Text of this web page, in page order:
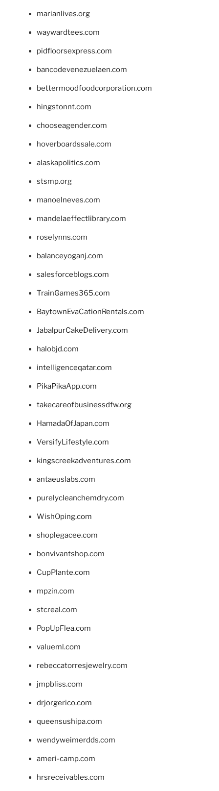
marianlives.org
waywardtees.com
pidfloorsexpress.com
bancodevenezuelaen.com
bettermoodfoodcorporation.com
hingstonnt.com
chooseagender.com
hoverboardssale.com
alaskapolitics.com
stsmp.org
manoelneves.com
mandelaeffectlibrary.com
roselynns.com
balanceyoganj.com
salesforceblogs.com
TrainGames365.com
BaytownEvaCationRentals.com
JabalpurCakeDelivery.com
halobjd.com
intelligenceqatar.com
PikaPikaApp.com
takecareofbusinessdfw.org
HamadaOfJapan.com
VersifyLifestyle.com
kingscreekadventures.com
antaeuslabs.com
purelycleanchemdry.com
WishOping.com
shoplegacee.com
bonvivantshop.com
CupPlante.com
mpzin.com
stcreal.com
PopUpFlea.com
valueml.com
rebeccatorresjewelry.com
jmpbliss.com
drjorgerico.com
queensushipa.com
wendyweimerdds.com
ameri-camp.com
hrsreceivables.com